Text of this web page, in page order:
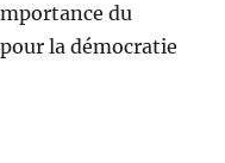
du
la démocratie